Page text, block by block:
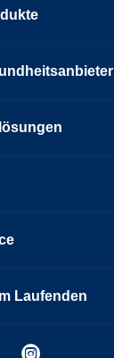
Laufenden